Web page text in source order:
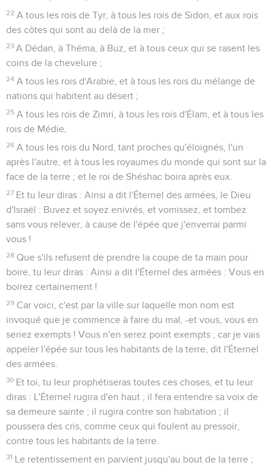
22 A tous les rois de Tyr, à tous les rois de Sidon, et aux rois
des côtes qui sont au delà de la mer ;
23 A Dédan, à Théma, à Buz, et à tous ceux qui se rasent les
coins de la chevelure ;
24 A tous les rois d'Arabie, et à tous les rois du mélange de
nations qui habitent au désert ;
25 A tous les rois de Zimri, à tous les rois d'Élam, et à tous les
rois de Médie,
26 A tous les rois du Nord, tant proches qu'éloignés, l'un
après l'autre, et à tous les royaumes du monde qui sont sur la
face de la terre ; et le roi de Shéshac boira après eux.
27 Et tu leur diras : Ainsi a dit l'Éternel des armées, le Dieu
d'Israël : Buvez et soyez enivrés, et vomissez, et tombez
sans vous relever, à cause de l'épée que j'enverrai parmi
vous !
28 Que s'ils refusent de prendre la coupe de ta main pour
boire, tu leur diras : Ainsi a dit l'Éternel des armées : Vous en
boirez certainement !
29 Car voici, c'est par la ville sur laquelle mon nom est
invoqué que je commence à faire du mal, -et vous, vous en
seriez exempts ! Vous n'en serez point exempts ; car je vais
appeler l'épée sur tous les habitants de la terre, dit l'Éternel
des armées.
30 Et toi, tu leur prophétiseras toutes ces choses, et tu leur
diras : L'Éternel rugira d'en haut ; il fera entendre sa voix de
sa demeure sainte ; il rugira contre son habitation ; il
poussera des cris, comme ceux qui foulent au pressoir,
contre tous les habitants de la terre.
31 Le retentissement en parvient jusqu'au bout de la terre ;